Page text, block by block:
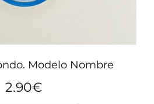
Modelo Nombre
2.90€